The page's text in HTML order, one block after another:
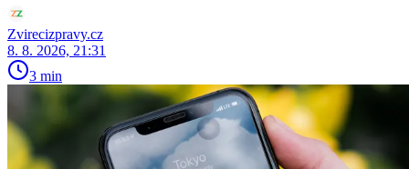
Zvirecizpravy.cz
8. 8. 2026, 21:31
3 min